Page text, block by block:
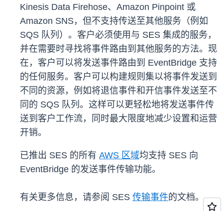
Kinesis Data Firehose、Amazon Pinpoint 或
Amazon SNS，但不支持传送至其他服务（例如
SQS 队列）。客户必须使用与 SES 集成的服务，
并在需要时寻找将事件路由到其他服务的方法。现
在，客户可以将发送事件路由到 EventBridge 支持
的任何服务。客户可以构建规则集以将事件发送到
不同的资源，例如将退信事件和开信事件发送至不
同的 SQS 队列。这样可以更轻松地将发送事件传
送到客户工作流，同时最大限度地减少设置和运营
开销。
已推出 SES 的所有 AWS 区域均支持 SES 向
EventBridge 的发送事件传输功能。
有关更多信息，请参阅 SES 传输事件的文档。